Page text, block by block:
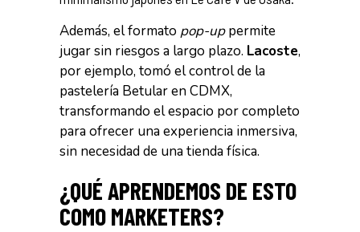
Además, el formato pop-uppermite
jugar sin riesgos a largo plazo. Lacoste,
por ejemplo, tomó el control de la
pastelería Betular en CDMX,
transformando el espacio por completo
para ofrecer una experiencia inmersiva,
sin necesidad de una tienda física.
¿QUÉ APRENDEMOS DE ESTO
COMO MARKETERS?